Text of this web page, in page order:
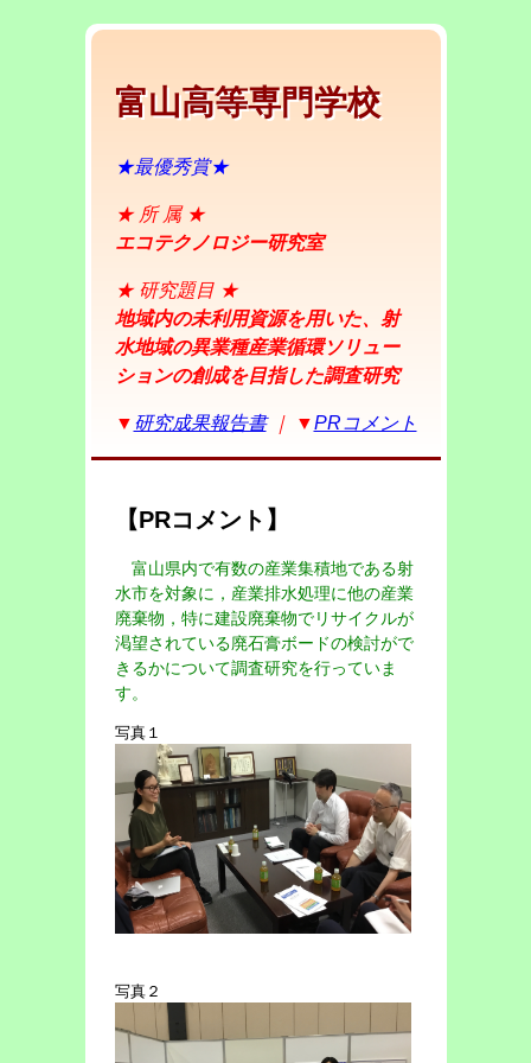
富山高等専門学校
★最優秀賞★
★ 所 属 ★
エコテクノロジー研究室
★ 研究題目 ★
地域内の未利用資源を用いた、射
水地域の異業種産業循環ソリュー
ションの創成を目指した調査研究
▼ 研究成果報告書｜ ▼PRコメント
【PRコメント】
富山県内で有数の産業集積地である射
水市を対象に，産業排水処理に他の産業
廃棄物，特に建設廃棄物でリサイクルが
渇望されている廃石膏ボードの検討がで
きるかについて調査研究を行っていま
す。
写真１
写真２